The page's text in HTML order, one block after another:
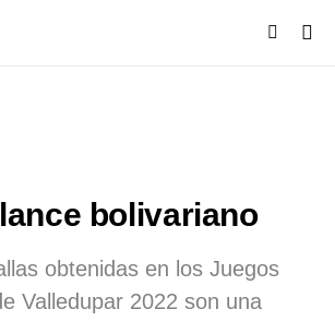
bolivariano
obtenidas en los Juegos
Valledupar 2022 son una